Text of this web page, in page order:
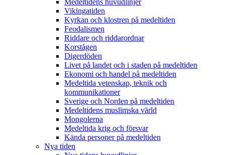
Medeltidens huvudlinjer
Vikingatiden
Kyrkan och klostren på medeltiden
Feodalismen
Riddare och riddarordnar
Korstågen
Digerdöden
Livet på landet och i staden på medeltiden
Ekonomi och handel på medeltiden
Medeltida vetenskap, teknik och
kommunikationer
Sverige och Norden på medeltiden
Medeltidens muslimska värld
Mongolerna
Medeltida krig och försvar
Kända personer på medeltiden
Nya tiden